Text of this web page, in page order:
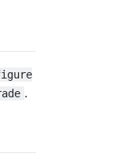
.